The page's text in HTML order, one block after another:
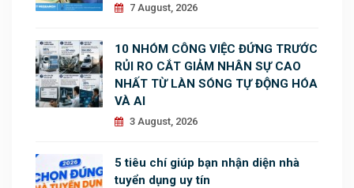
7 August, 2026
10 NHÓM CÔNG VIỆC ĐỨNG TRƯỚC
RỦI RO CẮT GIẢM NHÂN SỰ CAO
NHẤT TỪ LÀN SÓNG TỰ ĐỘNG HÓA
VÀ AI
3 August, 2026
5 tiêu chí giúp bạn nhận diện nhà
tuyển dụng uy tín